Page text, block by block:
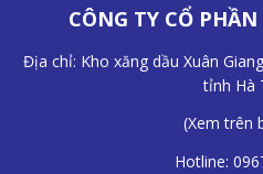
CÔNG TY CỔ
Địa chỉ: Kho xăng dầu Xuân
tỉnh Hà
(Xem trên
Hotline: